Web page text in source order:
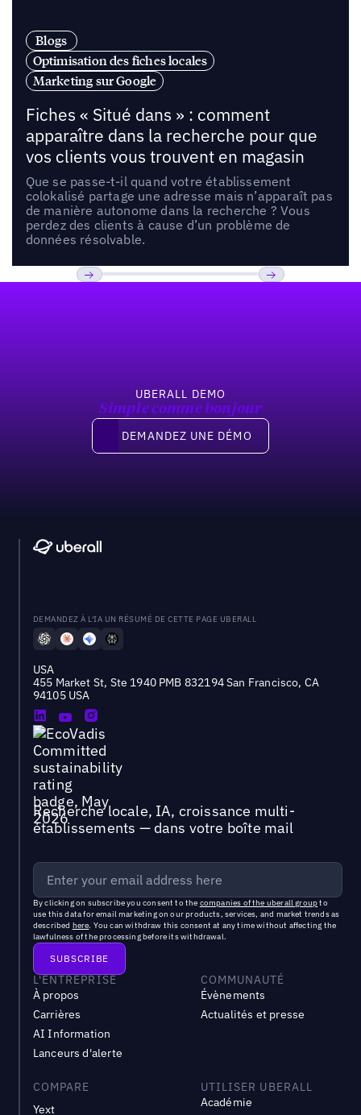
Blogs
Optimisation des fiches locales
Marketing sur Google
Fiches « Situé dans » : comment
apparaître dans la recherche pour que
vos clients vous trouvent en magasin
Que se passe-t-il quand votre établissement
colokalisé partage une adresse mais n’apparaît pas
de manière autonome dans la recherche ? Vous
perdez des clients à cause d’un problème de
données résolvable.
UBERALL DEMO
Simple comme bonjour
Demandez une démo
DEMANDEZ UNE DÉMO
DEMANDEZ À L'IA UN RÉSUMÉ DE CETTE PAGE UBERALL
USA
455 Market St, Ste 1940 PMB 832194 San Francisco, CA
94105 USA
Recherche locale, IA, croissance multi-
établissements — dans votre boîte mail
By clicking on subscribe you consent to the companies of the uberall groupto
use this data for email marketing on our products, services, and market trends as
described here. You can withdraw this consent at any time without affecting the
lawfulness of the processing before its withdrawal.
L'ENTREPRISE
À propos
Carrières
AI Information
Lanceurs d'alerte
COMMUNAUTÉ
Évènements
Actualités et presse
COMPARE
Yext
UTILISER UBERALL
Académie